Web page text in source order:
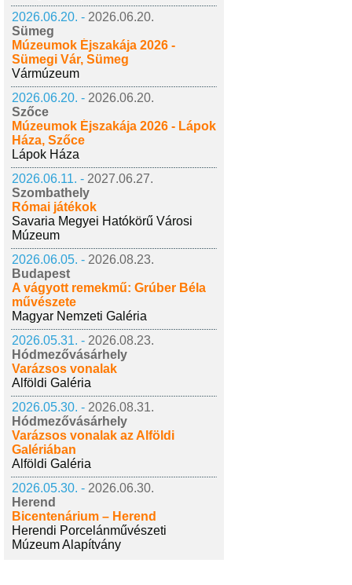
2026.06.20. - 2026.06.20.
Sümeg
Múzeumok Éjszakája 2026 -
Sümegi Vár, Sümeg
Vármúzeum
2026.06.20. - 2026.06.20.
Szőce
Múzeumok Éjszakája 2026 - Lápok
Háza, Szőce
Lápok Háza
2026.06.11. - 2027.06.27.
Szombathely
Római játékok
Savaria Megyei Hatókörű Városi
Múzeum
2026.06.05. - 2026.08.23.
Budapest
A vágyott remekmű: Grúber Béla
művészete
Magyar Nemzeti Galéria
2026.05.31. - 2026.08.23.
Hódmezővásárhely
Varázsos vonalak
Alföldi Galéria
2026.05.30. - 2026.08.31.
Hódmezővásárhely
Varázsos vonalak az Alföldi
Galériában
Alföldi Galéria
2026.05.30. - 2026.06.30.
Herend
Bicentenárium – Herend
Herendi Porcelánművészeti
Múzeum Alapítvány